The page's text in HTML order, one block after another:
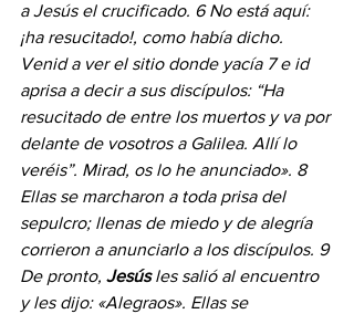
a Jesús el crucificado. 6 No está aquí:
¡ha resucitado!, como había dicho.
Venid a ver el sitio donde yacía 7 e id
aprisa a decir a sus discípulos: “Ha
resucitado de entre los muertos y va por
delante de vosotros a Galilea. Allí lo
veréis”. Mirad, os lo he anunciado». 8
Ellas se marcharon a toda prisa del
sepulcro; llenas de miedo y de alegría
corrieron a anunciarlo a los discípulos. 9
De pronto, Jesús les salió al encuentro
y les dijo: «Alegraos». Ellas se